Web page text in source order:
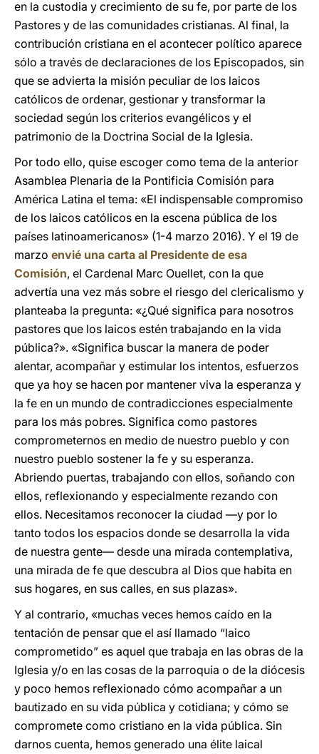
en la custodia y crecimiento de su fe, por parte de los
Pastores y de las comunidades cristianas. Al final, la
contribución cristiana en el acontecer político aparece
sólo a través de declaraciones de los Episcopados, sin
que se advierta la misión peculiar de los laicos
católicos de ordenar, gestionar y transformar la
sociedad según los criterios evangélicos y el
patrimonio de la Doctrina Social de la Iglesia.
Por todo ello, quise escoger como tema de la anterior
Asamblea Plenaria de la Pontificia Comisión para
América Latina el tema: «El indispensable compromiso
de los laicos católicos en la escena pública de los
países latinoamericanos» (1-4 marzo 2016). Y el 19 de
marzo envié una carta al Presidente de esa
Comisión, el Cardenal Marc Ouellet, con la que
advertía una vez más sobre el riesgo del clericalismo y
planteaba la pregunta: «¿Qué significa para nosotros
pastores que los laicos estén trabajando en la vida
pública?». «Significa buscar la manera de poder
alentar, acompañar y estimular los intentos, esfuerzos
que ya hoy se hacen por mantener viva la esperanza y
la fe en un mundo de contradicciones especialmente
para los más pobres. Significa como pastores
comprometernos en medio de nuestro pueblo y con
nuestro pueblo sostener la fe y su esperanza.
Abriendo puertas, trabajando con ellos, soñando con
ellos, reflexionando y especialmente rezando con
ellos. Necesitamos reconocer la ciudad —y por lo
tanto todos los espacios donde se desarrolla la vida
de nuestra gente— desde una mirada contemplativa,
una mirada de fe que descubra al Dios que habita en
sus hogares, en sus calles, en sus plazas».
Y al contrario, «muchas veces hemos caído en la
tentación de pensar que el así llamado “laico
comprometido” es aquel que trabaja en las obras de la
Iglesia y/o en las cosas de la parroquia o de la diócesis
y poco hemos reflexionado cómo acompañar a un
bautizado en su vida pública y cotidiana; y cómo se
compromete como cristiano en la vida pública. Sin
darnos cuenta, hemos generado una élite laical